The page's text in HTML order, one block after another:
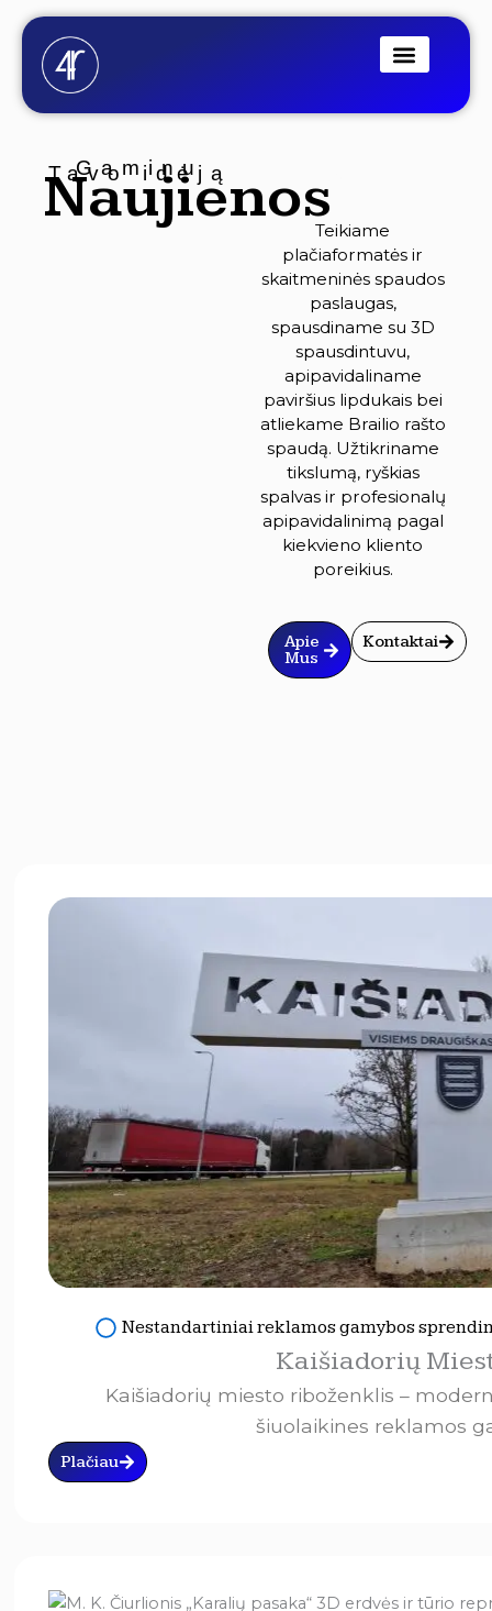
Pereiti
prie
turinio
Gaminu
Tavo idėją
NaujienosTeikiame
plačiaformatės ir
skaitmeninės spaudos
paslaugas,
spausdiname su 3D
spausdintuvu,
apipavidaliname
paviršius lipdukais bei
atliekame Brailio rašto
spaudą. Užtikriname
tikslumą, ryškias
spalvas ir profesionalų
apipavidalinimą pagal
kiekvieno kliento
poreikius.
Apie
Mus
Kontaktai
Nestandartiniai reklamos gamybos
Kaišiadorių
Kaišiadorių miesto riboženklis –
šiuolaikines reklamos
Plačiau